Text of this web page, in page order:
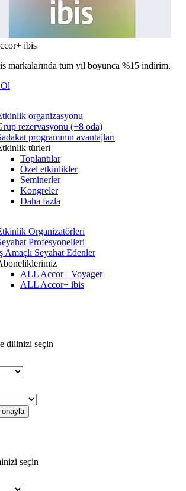
ibis
markalarında tüm yıl boyunca %15 indirim.
organizasyonu
rezervasyonu (+8 oda)
programının avantajları
türleri
Toplantılar
Özel etkinlikler
Seminerler
Kongreler
Daha fazla
Organizatörleri
Profesyonelleri
Amaçlı Seyahat Edenler
ALL Accor+ Voyager
ALL Accor+ ibis
dilinizi seçin
seçin